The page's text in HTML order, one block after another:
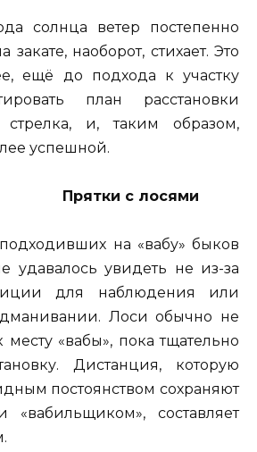
солнца ветер постепенно
закате, наоборот, стихает. Это
ещё до подхода к участку
план расстановки
и, таким образом,
успешной.
Прятки с лосями
на «вабу» быков
удавалось увидеть не из-за
для наблюдения или
Лоси обычно не
«вабы», пока тщательно
Дистанция, которую
постоянством сохраняют
составляет